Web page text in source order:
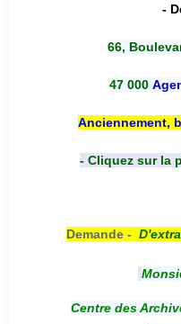
-
66,
47 000
Anciennement,
- Cliquez sur la
Demande - D'e
Centre des